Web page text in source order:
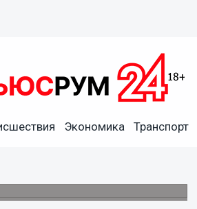
Экономика Транспорт